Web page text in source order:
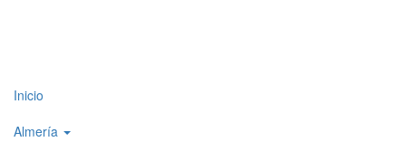
Top
level
Inicio
Almería